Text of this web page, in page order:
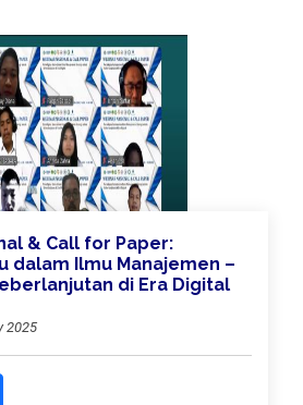
& Call for Paper:
dalam Ilmu Manajemen –
di Era Digital
2025